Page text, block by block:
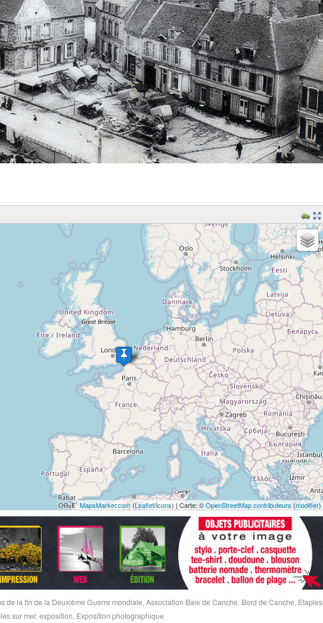
patienter...
MapsMarker.com(Leaflet/icons) | Carte: ©OpenStreetMap contributeurs (modifier)
de la fin de la Deuxième Guerre mondiale,Association Baie de Canche, Bord de Canche, Etaples
sur mer,exposition, Exposition photographique